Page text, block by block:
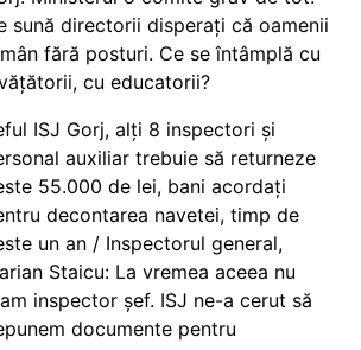
sună directorii disperați că oamenii
fără posturi. Ce se întâmplă cu
cu educatorii?
ISJ Gorj, alți 8 inspectori și
auxiliar trebuie să returneze
55.000 de lei, bani acordați
decontarea navetei, timp de
un an / Inspectorul general,
Staicu: La vremea aceea nu
inspector șef. ISJ ne-a cerut să
documente pentru